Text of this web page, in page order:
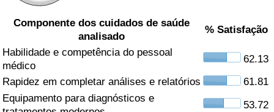
Componente dos cuidados de saúde
analisado
% Satisfação
Habilidade e competência do pessoal
médico
62.13
Rapidez em completar análises e relatórios
61.81
Equipamento para diagnósticos e
53.72
Taxa do Indicador de Crime (Atual)
Indicador de Crime
Índice de criminalidade por país